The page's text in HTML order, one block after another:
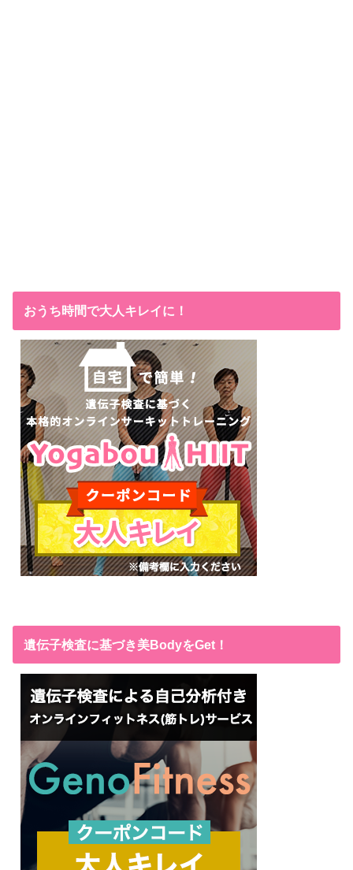
おうち時間で大人キレイに！
遺伝子検査に基づき美BodyをGet！